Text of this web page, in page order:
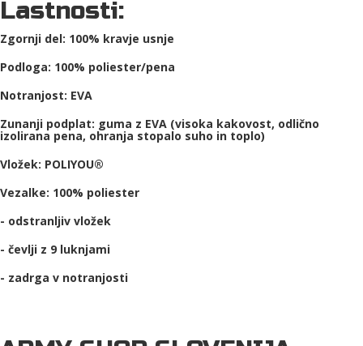
Lastnosti:
Zgornji del: 100% kravje usnje
Podloga: 100% poliester/pena
Notranjost: EVA
Zunanji podplat: guma z EVA (visoka kakovost, odlično
izolirana pena, ohranja stopalo suho in toplo)
Vložek: POLIYOU®
Vezalke: 100% poliester
- odstranljiv vložek
- čevlji z 9 luknjami
- zadrga v notranjosti